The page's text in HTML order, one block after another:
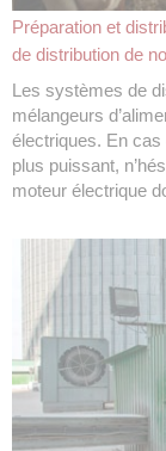
Préparation et
de distribution de
Les systèmes de
mélangeurs
électriques. En cas
plus puissant,
moteur électrique